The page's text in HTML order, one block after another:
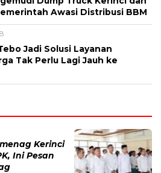
Awasi Distribusi BBM
Jadi Solusi Layanan
Tak Perlu Lagi Jauh ke
Kerinci
Ini Pesan